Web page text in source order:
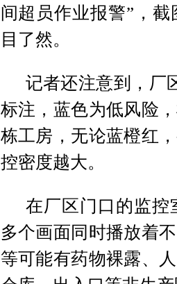
间超员作业报警”，
目了然。
记者还注意到，厂
标注，蓝色为低风险
栋工房，无论蓝橙红
控密度越大。
在厂区门口的监控
多个画面同时播放着
等可能有药物裸露、